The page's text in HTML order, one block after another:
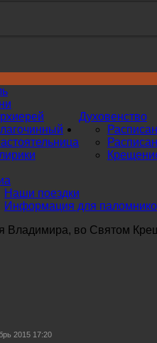
Духовенство
Наши поездки
Информация для
Владимира, во Святом
2015 17:20